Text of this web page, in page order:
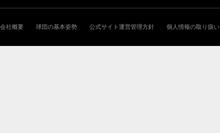
会社概要 球団の基本姿勢 公式サイト運営管理方針 個人情報の取り扱い